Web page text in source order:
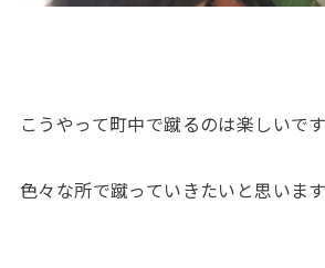
こうやって町中で蹴るのは楽しいで
色々な所で蹴っていきたいと思います